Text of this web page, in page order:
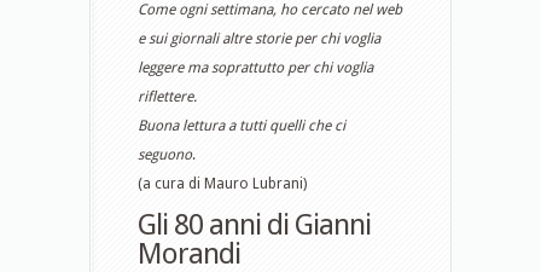
Come ogni settimana, ho cercato nel web
e sui giornali altre storie per chi voglia
leggere ma soprattutto per chi voglia
riflettere.
Buona lettura a tutti quelli che ci
seguono.
(a cura di Mauro Lubrani)
Gli 80 anni di Gianni
Morandi